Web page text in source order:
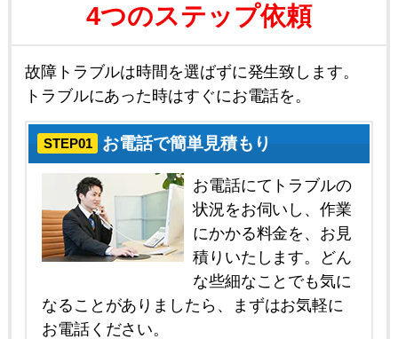
4つのステップ依頼
故障トラブルは時間を選ばずに発生致します。
トラブルにあった時はすぐにお電話を。
STEP01 お電話で簡単見積もり
お電話にてトラブルの
状況をお伺いし、作業
にかかる料金を、お見
積りいたします。どん
な些細なことでも気に
なることがありましたら、まずはお気軽に
お電話ください。